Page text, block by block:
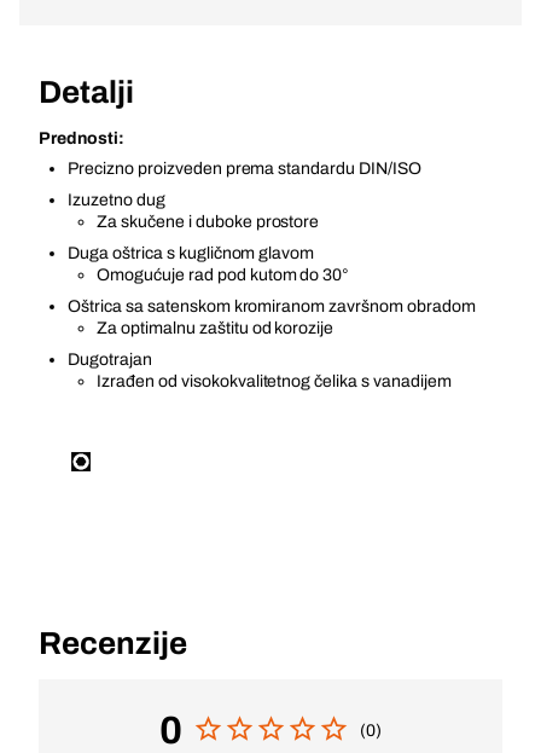
Detalji
Prednosti:
Precizno proizveden prema standardu DIN/ISO
Izuzetno dug
Za skučene i duboke prostore
Duga oštrica s kugličnom glavom
Omogućuje rad pod kutom do 30°
Oštrica sa satenskom kromiranom završnom obradom
Za optimalnu zaštitu od korozije
Dugotrajan
Izrađen od visokokvalitetnog čelika s vanadijem
Recenzije
0 (0)